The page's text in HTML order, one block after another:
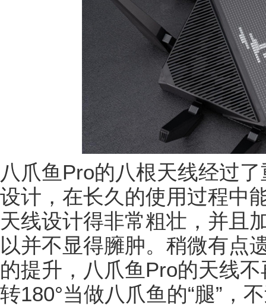
八爪鱼Pro的八根天线经过
设计，在长久的使用过程中
天线设计得非常粗壮，并且
以并不显得臃肿。稍微有点
的提升，八爪鱼Pro的天线
转180°当做八爪鱼的“腿”，